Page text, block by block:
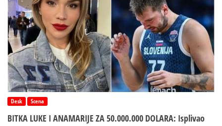
Desk Scena
BITKA LUKE I ANAMARIJE ZA 50.000.000 DOLARA: Isplivao